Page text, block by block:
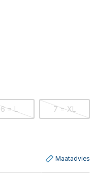
6 = L 7 = XL
Maatadvies